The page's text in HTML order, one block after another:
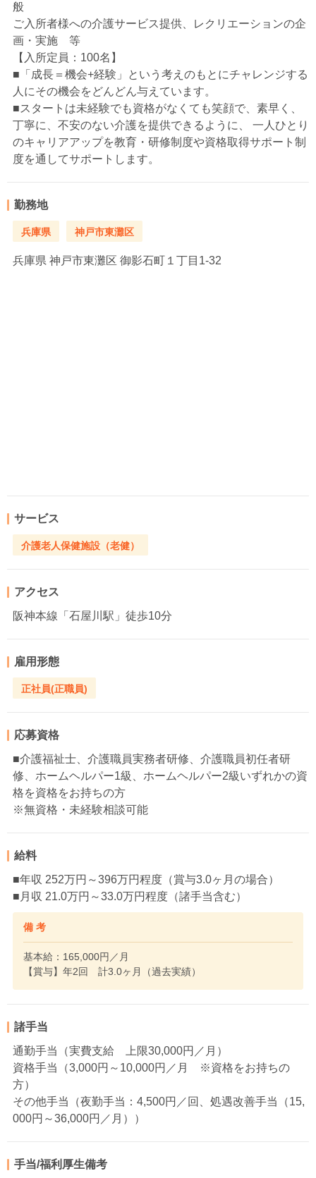
般
ご入所者様への介護サービス提供、レクリエーションの企
画・実施 等
【入所定員：100名】
■「成長＝機会+経験」という考えのもとにチャレンジする
人にその機会をどんどん与えています。
■スタートは未経験でも資格がなくても笑顔で、素早く、
丁寧に、不安のない介護を提供できるように、 一人ひとり
のキャリアアップを教育・研修制度や資格取得サポート制
度を通してサポートします。
勤務地
兵庫県 神戸市東灘区
兵庫県 神戸市東灘区 御影石町１丁目1-32
サービス
介護老人保健施設（老健）
アクセス
阪神本線「石屋川駅」徒歩10分
雇用形態
正社員(正職員)
応募資格
■介護福祉士、介護職員実務者研修、介護職員初任者研
修、ホームヘルパー1級、ホームヘルパー2級いずれかの資
格を資格をお持ちの方
※無資格・未経験相談可能
給料
■年収 252万円～396万円程度（賞与3.0ヶ月の場合）
■月収 21.0万円～33.0万円程度（諸手当含む）
備 考
基本給：165,000円／月
【賞与】年2回 計3.0ヶ月（過去実績）
諸手当
通勤手当（実費支給 上限30,000円／月）
資格手当（3,000円～10,000円／月 ※資格をお持ちの
方）
その他手当（夜勤手当：4,500円／回、処遇改善手当（15,
000円～36,000円／月））
手当/福利厚生備考